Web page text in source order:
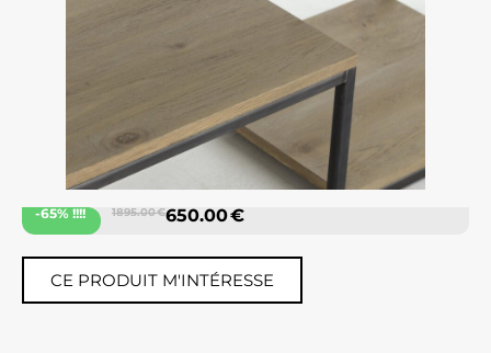
-65% !!!! 1895.00 €650.00 €
CE PRODUIT M'INTÉRESSE